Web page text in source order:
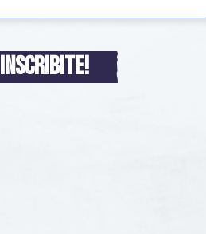
INSCRIBITE!